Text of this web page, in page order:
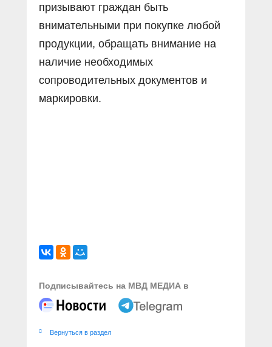
призывают граждан быть
внимательными при покупке любой
продукции, обращать внимание на
наличие необходимых
сопроводительных документов и
маркировки.
Подписывайтесь на МВД МЕДИА в
Вернуться в раздел